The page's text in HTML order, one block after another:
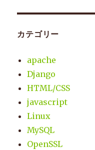
カテゴリー
apache
Django
HTML/CSS
javascript
Linux
MySQL
OpenSSL